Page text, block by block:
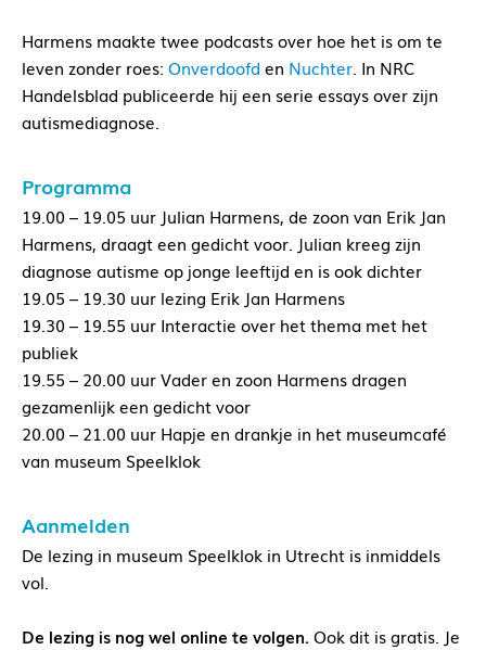
Harmens maakte twee podcasts over hoe het is om te
leven zonder roes: Onverdoofd en Nuchter. In NRC
Handelsblad publiceerde hij een serie essays over zijn
autismediagnose.
Programma
19.00 – 19.05 uur Julian Harmens, de zoon van Erik Jan
Harmens, draagt een gedicht voor. Julian kreeg zijn
diagnose autisme op jonge leeftijd en is ook dichter
19.05 – 19.30 uur lezing Erik Jan Harmens
19.30 – 19.55 uur Interactie over het thema met het
publiek
19.55 – 20.00 uur Vader en zoon Harmens dragen
gezamenlijk een gedicht voor
20.00 – 21.00 uur Hapje en drankje in het museumcafé
van museum Speelklok
Aanmelden
De lezing in museum Speelklok in Utrecht is inmiddels
vol.
De lezing is nog wel online te volgen. Ook dit is gratis. Je